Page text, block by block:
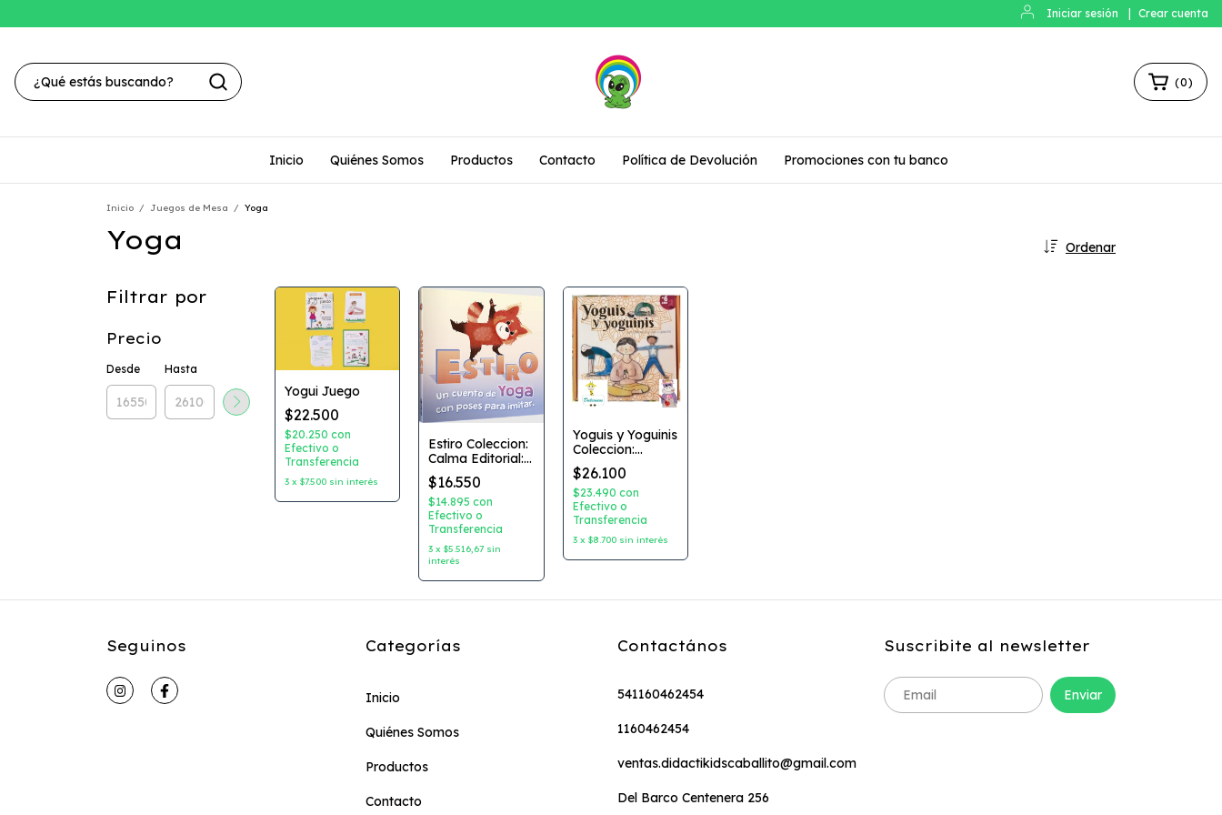
Iniciar sesión Crear cuenta
(0)
Inicio Quiénes Somos Productos Contacto Política de Devolución Promociones con tu banco
Inicio / Juegos de Mesa / Yoga
Yoga Ordenar
Filtrar por
Precio
Desde Hasta
Yogui Juego
$22.500
$20.250 con
Efectivo o
Transferencia
3 x $7.500 sin interés
Estiro Coleccion:
Calma Editorial:
Latinbooks
$16.550
$14.895con
Efectivo o
Transferencia
3 x$5.516,67 sin
interés
Yoguis y Yoguinis
Coleccion:
Aprendamos
Yoga Jugando
Editorial: Barco
de Papel
$26.100
$23.490 con
Efectivo o
Transferencia
3 x $8.700 sin interés
Seguinos Categorías
Inicio
Quiénes Somos
Productos
Contacto
Contactános
541160462454
1160462454
ventas.didactikidscaballito@gmail.com
Del Barco Centenera 256
Suscribite al newsletter